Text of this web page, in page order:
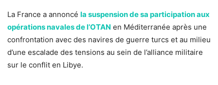
La France a annoncé la suspension de sa participation aux
opérations navales de l’OTAN en Méditerranée après une
confrontation avec des navires de guerre turcs et au milieu
d’une escalade des tensions au sein de l’alliance militaire
sur le conflit en Libye.